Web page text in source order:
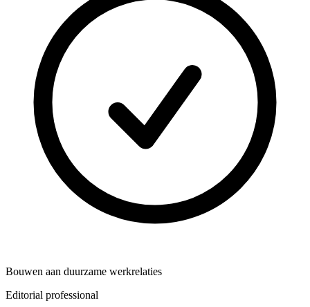
Bouwen aan duurzame werkrelaties
Editorial professional